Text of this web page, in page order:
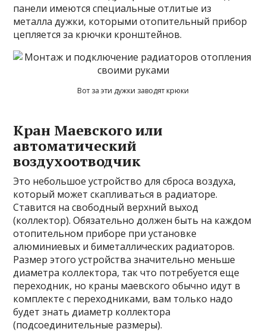
панели имеются специальные отлитые из
металла дужки, которыми отопительный прибор
цепляется за крючки кронштейнов.
Вот за эти дужки заводят крюки
Кран Маевского или
автоматический
воздухоотводчик
Это небольшое устройство для сброса воздуха,
который может скапливаться в радиаторе.
Ставится на свободный верхний выход
(коллектор). Обязательно должен быть на каждом
отопительном приборе при установке
алюминиевых и биметаллических радиаторов.
Размер этого устройства значительно меньше
диаметра коллектора, так что потребуется еще
переходник, но краны маевского обычно идут в
комплекте с переходниками, вам только надо
будет знать диаметр коллектора
(подсоединительные размеры).